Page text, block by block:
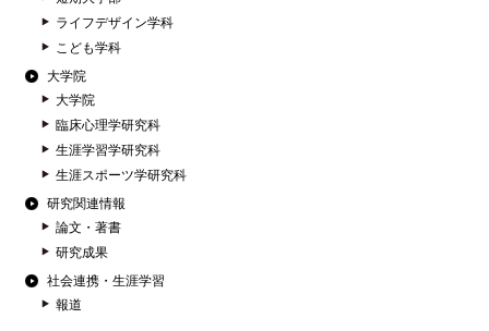
ライフデザイン学科
こども学科
大学院
大学院
臨床心理学研究科
生涯学習学研究科
生涯スポーツ学研究科
研究関連情報
論文・著書
研究成果
社会連携・生涯学習
報道